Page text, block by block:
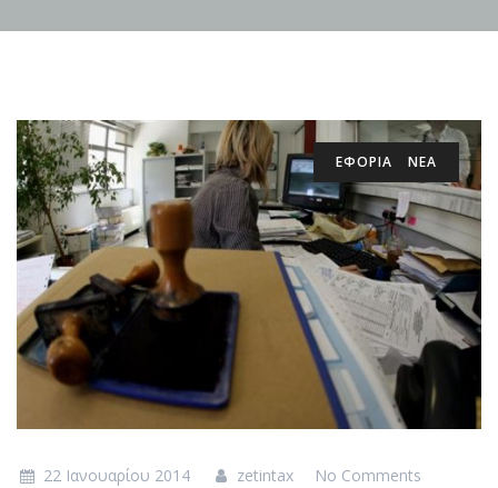
ΕΦΟΡΙΑ ΝΕΑ
22 Ιανουαρίου 2014 zetintax No Comments